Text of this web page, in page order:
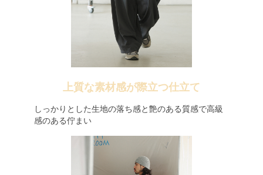
上質な素材感が際立つ仕立て
しっかりとした生地の落ち感と艶のある質感で高級
感のある佇まい